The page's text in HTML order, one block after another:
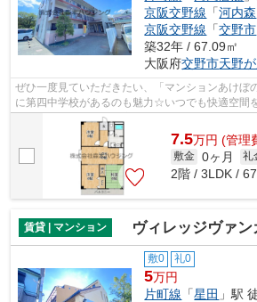
京阪交野線 「河内森
京阪交野線 「交野市
築32年 / 67.09㎡
大阪府交野市天野
ぜひ一度見ていただきたい、「マンションあけ
に第四中学校があるのも魅力☆いつでも快適空間
ちよい物件☆駅近くに立地する物件で、徒...
7.5万円 (管理
敷金 0ヶ月 礼
2階 / 3LDK /
賃貸 | マンション ヴィレッジヴァン
敷0 礼0
5万円
片町線 「星田 」駅